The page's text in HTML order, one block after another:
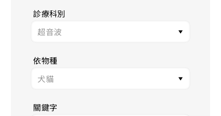
診療科別
依物種
關鍵字